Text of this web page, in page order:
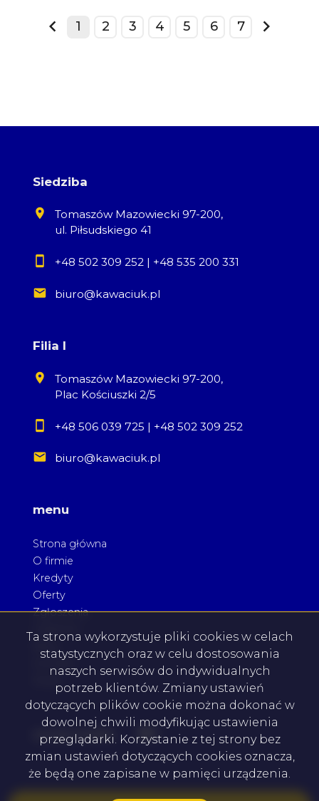
prev
1 2 3 4 5 6 7
next
Siedziba
Tomaszów Mazowiecki 97-200,
ul. Piłsudskiego 41
+48 502 309 252| +48 535 200 331
biuro@kawaciuk.pl
Filia I
Tomaszów Mazowiecki 97-200,
Plac Kościuszki 2/5
+48 506 039 725 | +48 502 309 252
biuro@kawaciuk.pl
menu
Strona główna
O firmie
Kredyty
Oferty
Zgłoszenia
Kontakt
social media Facebook
Facebook
Ta strona wykorzystuje pliki cookies w celach
statystycznych oraz w celu dostosowania
naszych serwisów do indywidualnych
potrzeb klientów. Zmiany ustawień
dotyczących plików cookie można dokonać w
dowolnej chwili modyfikując ustawienia
przeglądarki. Korzystanie z tej strony bez
zmian ustawień dotyczących cookies oznacza,
że będą one zapisane w pamięci urządzenia.